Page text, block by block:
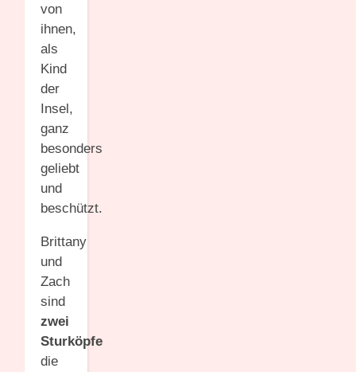
von
ihnen,
als
Kind
der
Insel,
ganz
besonders
geliebt
und
beschützt.
Brittany
und
Zach
sind
zwei
Sturköpfe
die